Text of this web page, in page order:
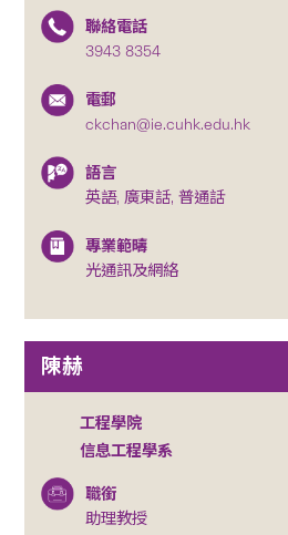
聯絡電話
3943 8354
電郵
ckchan@ie.cuhk.edu.hk
語言
英語, 廣東話, 普通話
專業範疇
光通訊及網絡
陳赫
工程學院
信息工程學系
職銜
助理教授